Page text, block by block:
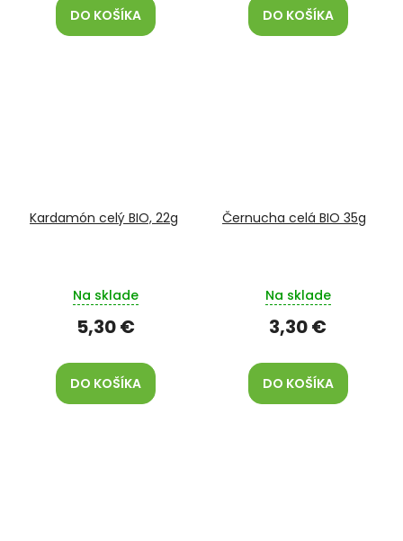
DO KOŠÍKA DO KOŠÍKA
Kardamón celý BIO, 22g
Na sklade
5,30 €
DO KOŠÍKA
Černucha celá BIO 35g
Na sklade
3,30 €
DO KOŠÍKA